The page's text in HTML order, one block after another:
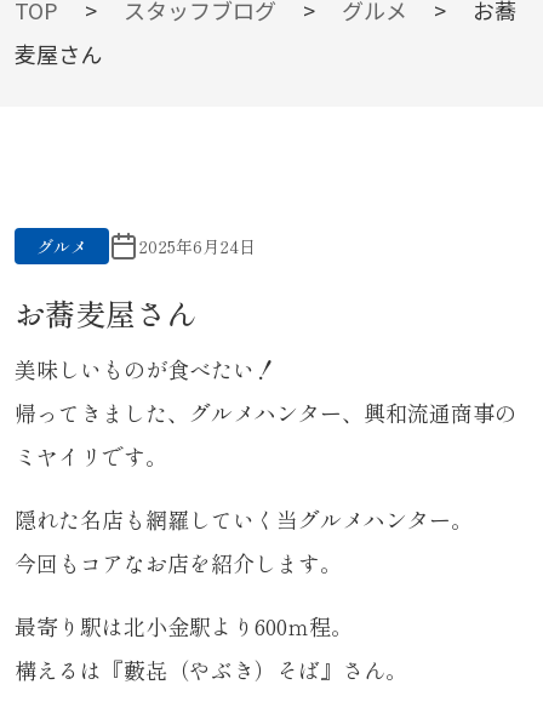
BLOG
TOP > スタッフブログ > グルメ >
お蕎
麦屋さん
グルメ 2025年6月24日
お蕎麦屋さん
美味しいものが食べたい！
帰ってきました、グルメハンター、興和流通商事の
ミヤイリです。
隠れた名店も網羅していく当グルメハンター。
今回もコアなお店を紹介します。
最寄り駅は北小金駅より600ｍ程。
構えるは『藪㐂（やぶき）そば』さん。